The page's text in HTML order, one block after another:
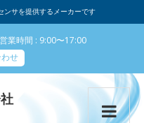
ンサを提供するメーカーです
営業時間 9:00〜17:00
せ